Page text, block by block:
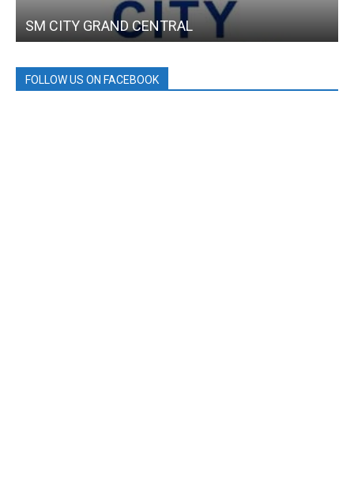
SM CITY GRAND CENTRAL
FOLLOW US ON FACEBOOK